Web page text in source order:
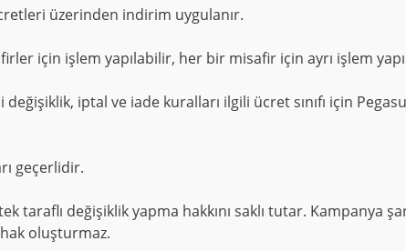
üzerinden indirim uygulanır.
için işlem yapılabilir, her bir misafir için ayrı işlem
iptal ve iade kuralları ilgili ücret sınıfı için
geçerlidir.
taraflı değişiklik yapma hakkını saklı tutar. Kampanya
oluşturmaz.